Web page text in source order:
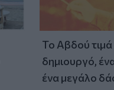
Το Αβδού
δημιουργό,
ένα μεγάλο